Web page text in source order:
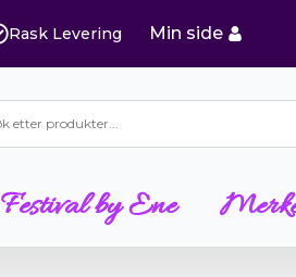
Rask Levering Min side
Festival by Ene